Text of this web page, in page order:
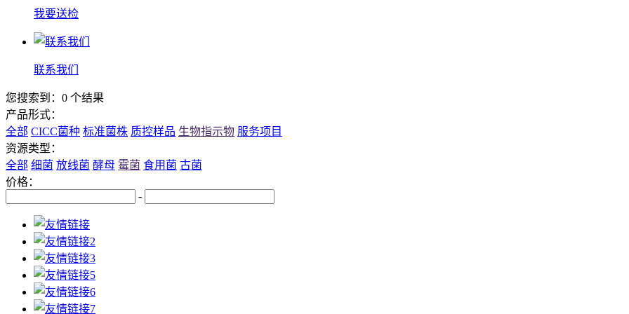
我要送检
联系我们
您搜索到：0 个结果
产品形式：
全部 CICC菌种 标准菌株 质控样品 生物指示物 服务项目
资源类型：
全部 细菌 放线菌 酵母 霉菌 食用菌 古菌
价格：
-